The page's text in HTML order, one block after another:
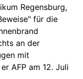
Regensburg,
für die
an der
mit
AFP am 12. Juli